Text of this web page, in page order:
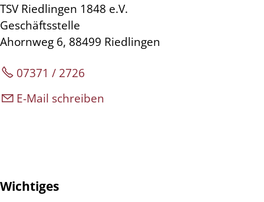
TSV Riedlingen 1848 e.V.
Geschäftsstelle
Ahornweg 6, 88499 Riedlingen
07371 / 2726
E-Mail schreiben
Wichtiges